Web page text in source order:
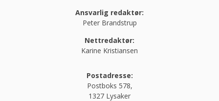
Ansvarlig redaktør:
Peter Brandstrup
Nettredaktør:
Karine Kristiansen
Postadresse:
Postboks 578,
1327 Lysaker